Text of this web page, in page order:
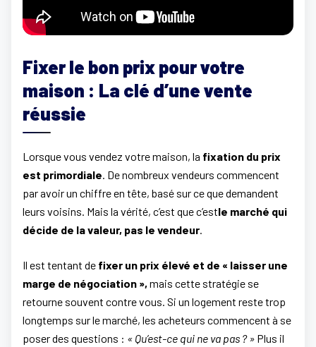
Fixer le bon prix pour votre
maison : La clé d’une vente
réussie
Lorsque vous vendez votre maison, la fixation du prix
est primordiale . De nombreux vendeurs commencent
par avoir un chiffre en tête, basé sur ce que demandent
leurs voisins. Mais la vérité, c’est que c’estle marché qui
décide de la valeur, pas le vendeur
Il est tentant de fixer un prix élevé et de « laisser une
marge de négociation », mais cette stratégie se
retourne souvent contre vous. Si un logement reste trop
longtemps sur le marché, les acheteurs commencent à se
poser des questions : « Qu’est-ce qui ne va pas ? » Plus il